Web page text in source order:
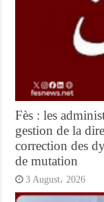
Fès : les
gestion de la
correction des
de mutation
3 August، 2026